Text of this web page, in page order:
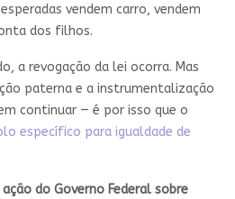
vendem carro, vendem
dos filhos.
a revogação da lei ocorra. Mas
paterna e a instrumentalização
continuar — é por isso que o
específico para igualdade de
do Governo Federal sobre